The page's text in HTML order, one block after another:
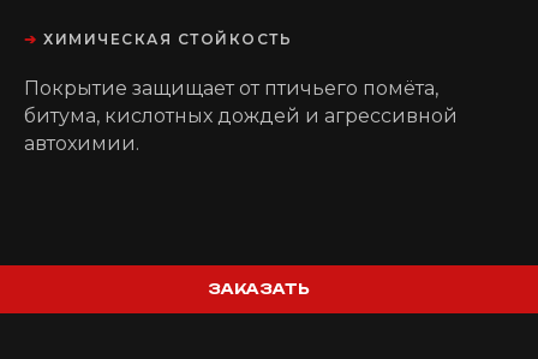
➔ ХИМИЧЕСКАЯ СТОЙКОСТЬ
Покрытие защищает от птичьего помёта,
битума, кислотных дождей и агрессивной
автохимии.
ЗАКАЗАТЬ